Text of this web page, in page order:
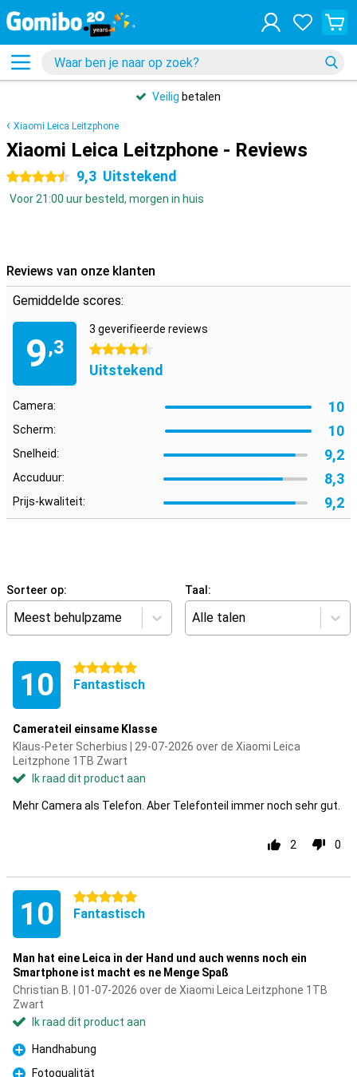
Veilig betalen
Xiaomi Leica Leitzphone
Xiaomi Leica Leitzphone - Reviews
4.5 sterren 9,3 Uitstekend
Voor 21:00 uur besteld, morgen in huis
Reviews van onze klanten
Gemiddelde scores:
9,3
3 geverifieerde reviews
4.5 sterren
Uitstekend
Camera: 10
Scherm: 10
Snelheid: 9,2
Accuduur: 8,3
Prijs-kwaliteit: 9,2
Sorteer op:
Meest behulpzame
Taal:
Alle talen
10 5 sterren
Fantastisch
Camerateil einsame Klasse
Klaus-Peter Scherbius | 29-07-2026 over de Xiaomi Leica
Leitzphone 1TB Zwart
Ik raad dit product aan
Mehr Camera als Telefon. Aber Telefonteil immer noch sehr gut.
2 0
10 5 sterren
Fantastisch
Man hat eine Leica in der Hand und auch wenns noch ein
Smartphone ist macht es ne Menge Spaß
Christian B. | 01-07-2026 over de Xiaomi Leica Leitzphone 1TB
Zwart
Ik raad dit product aan
Pluspunt
Handhabung
Fotoqualität